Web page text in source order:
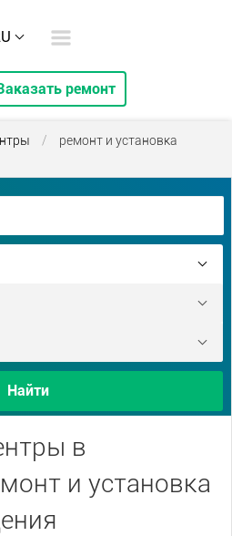
ремонт
/
ремонт и установка
Найти
в
и установка